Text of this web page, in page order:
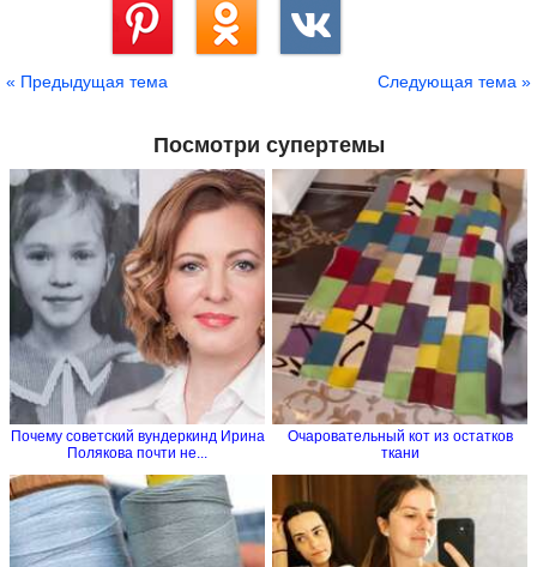
« Предыдущая тема Следующая тема »
Посмотри супертемы
Почему советский вундеркинд Ирина
Полякова почти не...
Очаровательный кот из остатков
ткани